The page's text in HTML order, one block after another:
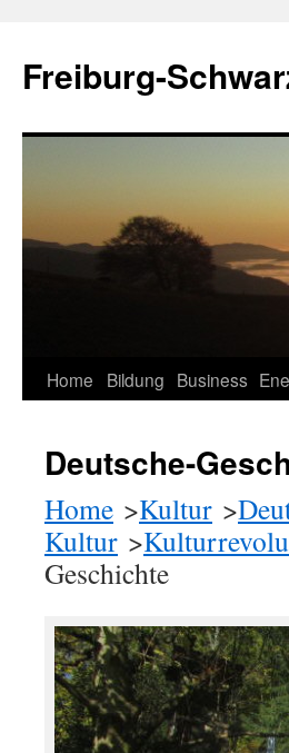
springen
Freiburg-
Home Bildung Business
Deutsche-
Home >Kultur >
Kultur >
Geschichte